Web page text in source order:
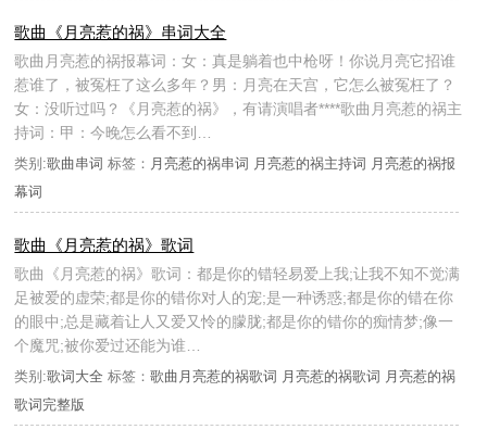
歌曲《月亮惹的祸》串词大全
歌曲月亮惹的祸报幕词：女：真是躺着也中枪呀！你说月亮它招谁
惹谁了，被冤枉了这么多年？男：月亮在天宫，它怎么被冤枉了？
女：没听过吗？《月亮惹的祸》，有请演唱者****歌曲月亮惹的祸主
持词：甲：今晚怎么看不到…
类别:歌曲串词 标签： 月亮惹的祸串词 月亮惹的祸主持词 月亮惹的祸报
幕词
歌曲《月亮惹的祸》歌词
歌曲《月亮惹的祸》歌词：都是你的错轻易爱上我;让我不知不觉满
足被爱的虚荣;都是你的错你对人的宠;是一种诱惑;都是你的错在你
的眼中;总是藏着让人又爱又怜的朦胧;都是你的错你的痴情梦;像一
个魔咒;被你爱过还能为谁…
类别:歌词大全 标签：歌曲月亮惹的祸歌词 月亮惹的祸歌词 月亮惹的祸
歌词完整版